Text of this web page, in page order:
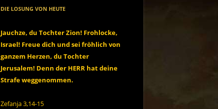
DIE LOSUNG VON HEUTE
Jauchze, du Tochter Zion! Frohlocke,
Israel! Freue dich und sei fröhlich von
ganzem Herzen, du Tochter
Jerusalem! Denn der HERR hat deine
Strafe weggenommen.
Zefanja 3,14-15